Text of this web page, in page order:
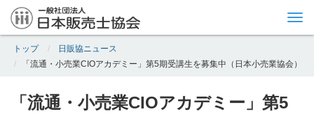
トップ
日販協ニュース
「流通・小売業CIOアカデミー」第5期受講生を募集中（日本小売業協会）
「流通・小売業CIOアカデミー」第5